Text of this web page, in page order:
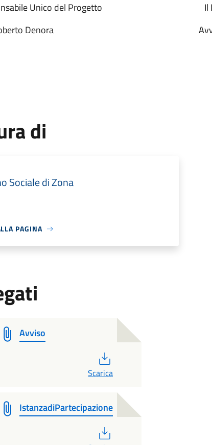
Unico del Progetto Il
Roberto Denora Avv.
di
Sociale di Zona
PAGINA
Avviso
Scarica
IstanzadiPartecipazione